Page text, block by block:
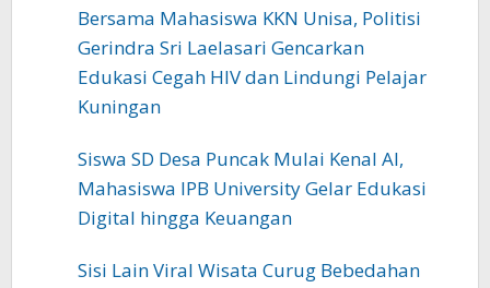
Bersama Mahasiswa KKN Unisa, Politisi
Gerindra Sri Laelasari Gencarkan
Edukasi Cegah HIV dan Lindungi Pelajar
Kuningan
Siswa SD Desa Puncak Mulai Kenal AI,
Mahasiswa IPB University Gelar Edukasi
Digital hingga Keuangan
Sisi Lain Viral Wisata Curug Bebedahan